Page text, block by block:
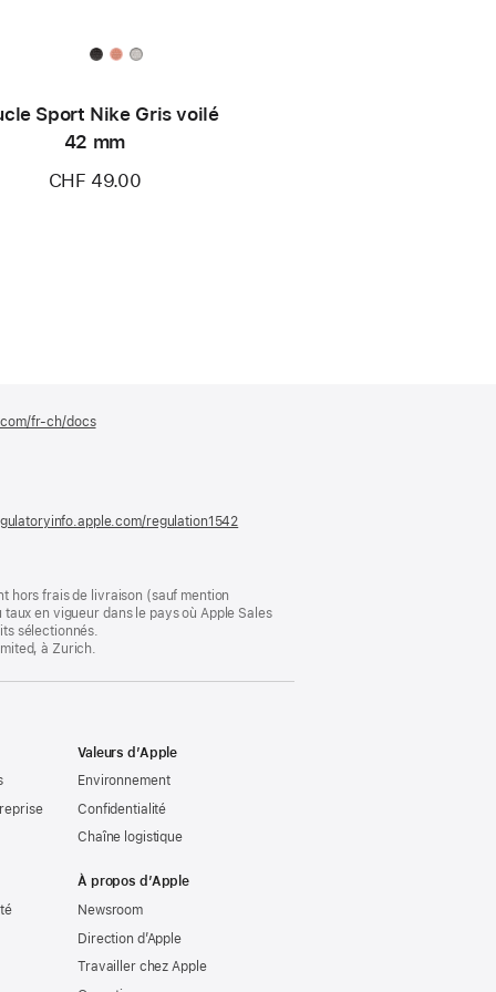
Sport Nike Gris voilé
42 mm
CHF 49.00
fr-ch/docs(s’ouvre
regulation1542
hors frais de livraison (sauf mention
en vigueur dans le pays où Apple Sales
sélectionnés.
à Zurich.
Valeurs d’Apple
Environnement
Confidentialité
Chaîne logistique
À propos d’Apple
Newsroom
Direction d’Apple
Travailler chez Apple